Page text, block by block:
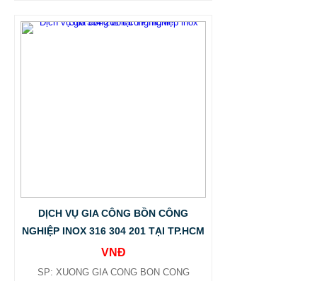
DỊCH VỤ GIA CÔNG BỒN CÔNG
NGHIỆP INOX 316 304 201 TẠI TP.HCM
VNĐ
SP: XUONG GIA CONG BON CONG